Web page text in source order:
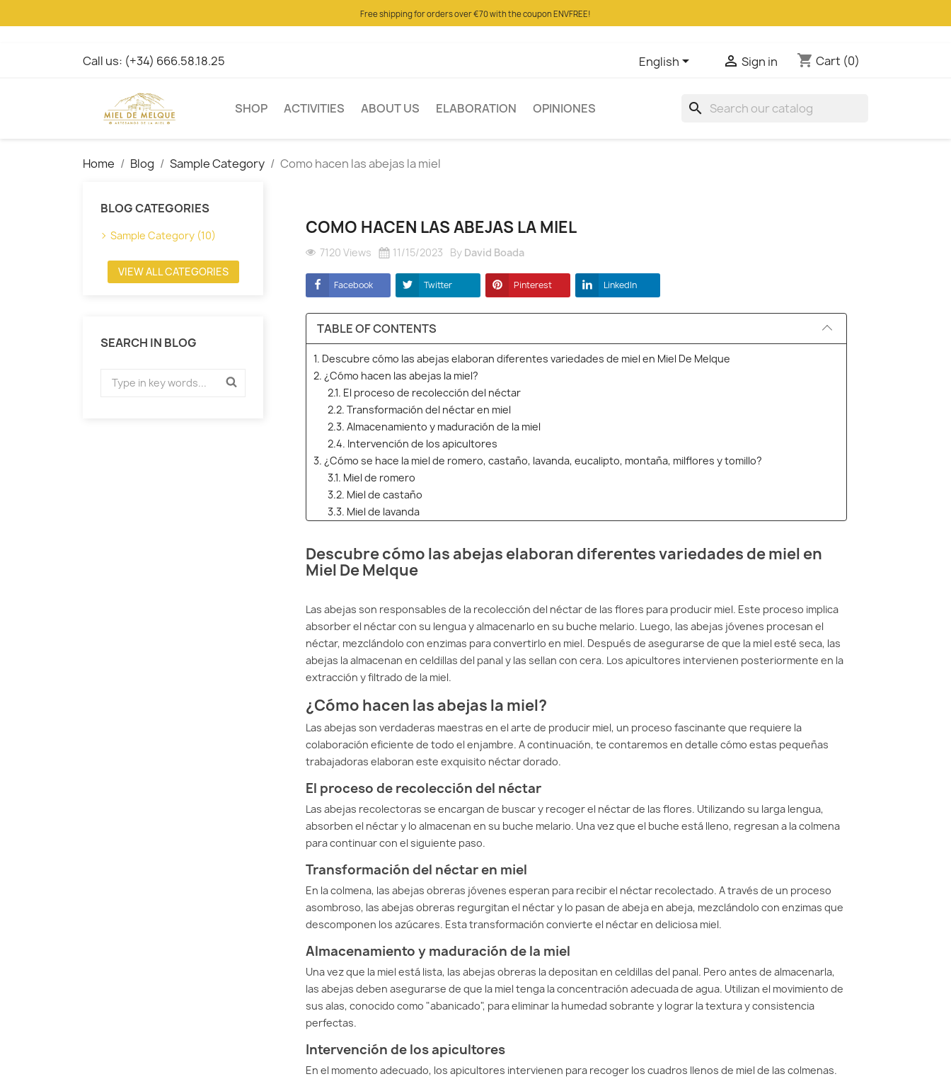
Free shipping for orders over €70 with the coupon ENVFREE!
Call us: (+34) 666.58.18.25 English  Sign in shopping_cart Cart (0)
SHOP ACTIVITIES ABOUT US ELABORATION OPINIONES search
Home Blog Sample Category Como hacen las abejas la miel
BLOG CATEGORIES
Sample Category (10)
VIEW ALL CATEGORIES
SEARCH IN BLOG
COMO HACEN LAS ABEJAS LA MIEL
7120 Views 11/15/2023 By David Boada
Facebook Twitter Pinterest LinkedIn
TABLE OF CONTENTS
1. Descubre cómo las abejas elaboran diferentes variedades de miel en Miel De Melque
2. ¿Cómo hacen las abejas la miel?
2.1. El proceso de recolección del néctar
2.2. Transformación del néctar en miel
2.3. Almacenamiento y maduración de la miel
2.4. Intervención de los apicultores
3. ¿Cómo se hace la miel de romero, castaño, lavanda, eucalipto, montaña, milflores y tomillo?
3.1. Miel de romero
3.2. Miel de castaño
3.3. Miel de lavanda
3.5. Miel de montaña
3.6. Miel milflores
3.7. Miel de tomillo
5. ¿Por qué las abejas hacen miel? Beneficios y papel en la naturaleza
6. Preguntas frecuentes sobre el proceso de producción de la miel.
6.1. ¿Cómo hacen las abejas la miel?
6.2. ¿Qué tipo de miel se puede obtener?
6.3. ¿Por qué las abejas hacen miel?
6.4. ¿Cuál es el papel de los apicultores en el proceso de producción de la miel?
6.5. ¿Cuánto tiempo y esfuerzo invierten las abejas en producir miel?
Descubre cómo las abejas elaboran diferentes variedades de miel en
Miel De Melque
Las abejas son responsables de la recolección del néctar de las flores para producir miel. Este proceso implica
absorber el néctar con su lengua y almacenarlo en su buche melario. Luego, las abejas jóvenes procesan el
néctar, mezclándolo con enzimas para convertirlo en miel. Después de asegurarse de que la miel esté seca, las
abejas la almacenan en celdillas del panal y las sellan con cera. Los apicultores intervienen posteriormente en la
extracción y filtrado de la miel.
¿Cómo hacen las abejas la miel?
Las abejas son verdaderas maestras en el arte de producir miel, un proceso fascinante que requiere la
colaboración eficiente de todo el enjambre. A continuación, te contaremos en detalle cómo estas pequeñas
trabajadoras elaboran este exquisito néctar dorado.
El proceso de recolección del néctar
Las abejas recolectoras se encargan de buscar y recoger el néctar de las flores. Utilizando su larga lengua,
absorben el néctar y lo almacenan en su buche melario. Una vez que el buche está lleno, regresan a la colmena
para continuar con el siguiente paso.
Transformación del néctar en miel
En la colmena, las abejas obreras jóvenes esperan para recibir el néctar recolectado. A través de un proceso
asombroso, las abejas obreras regurgitan el néctar y lo pasan de abeja en abeja, mezclándolo con enzimas que
descomponen los azúcares. Esta transformación convierte el néctar en deliciosa miel.
Almacenamiento y maduración de la miel
Una vez que la miel está lista, las abejas obreras la depositan en celdillas del panal. Pero antes de almacenarla,
las abejas deben asegurarse de que la miel tenga la concentración adecuada de agua. Utilizan el movimiento de
sus alas, conocido como "abanicado", para eliminar la humedad sobrante y lograr la textura y consistencia
perfectas.
Intervención de los apicultores
En el momento adecuado, los apicultores intervienen para recoger los cuadros llenos de miel de las colmenas.